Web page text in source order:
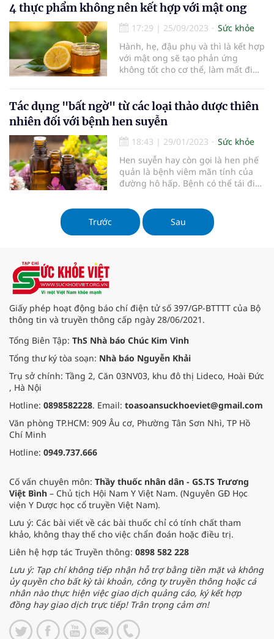
4 thực phẩm không nên kết hợp với mật ong
17:29 | 25/09/2023
Sức khỏe
Hành, hẹ, đậu phụ và thì là kết hợp
với mật ong sẽ tạo phản ứng
không tốt cho cơ thể, làm mất đi
Tác dụng "bất ngờ" từ các loại thảo dược thiên
nhiên đối với bệnh hen suyễn
18:43 | 29/01/2023
Sức khỏe
Hen suyễn hay còn gọi là hen phế
quản là bệnh viêm mãn tính của
đường hô hấp. Bệnh có thể tái đi
người lớn, đặc biệt là khi thời tiết
giao mùa. Bệnh diễn biến nhanh
và có thể gây tử vong nếu không
Việt tìm hiểu trong bài viết nhé!
Trước Sau
Giấy phép hoạt động báo chí điện tử số 397/GP-BTTTT của Bộ
thông tin và truyền thông cấp ngày 28/06/2021.
Tổng Biên Tập: ThS Nhà báo Chúc Kim Vinh
Tổng thư ký tòa soạn: Nhà báo Nguyễn Khải
Trụ sở chính: Tầng 2, Căn 03NV03, khu đô thị Lideco, Hoài Đức
, Hà Nội
Hotline: 0898582228. Email: toasoansuckhoeviet@gmail.com
Văn phòng TP.HCM: 909 Âu cơ, Phường Tân Sơn Nhì, TP Hồ
Chí Minh
Hotline: 0949.737.666
Cố vấn chuyên môn: Thầy thuốc nhân dân - GS.TS Trương
Việt Bình – Chủ tịch Hội Nam Y Việt Nam. (Nguyên GĐ Học
viện Y Dược học cổ truyền Việt Nam).
Lưu ý: Các bài viết về các bài thuốc chỉ có tính chất tham
khảo, không thay thế cho việc chẩn đoán hoặc điều trị.
Liên hệ hợp tác Truyền thông: 0898 582 228
Lưu ý: Tạp chí không tiếp nhận hỗ trợ bằng tiền mặt và không
ủy quyền cho bất kỳ tài khoản, công ty truyền thông hoặc cá
nhân nào thực hiện việc giao dịch quảng cáo, ký kết hợp
đồng hay giao dịch trực tiếp! Trân trọng cảm ơn!